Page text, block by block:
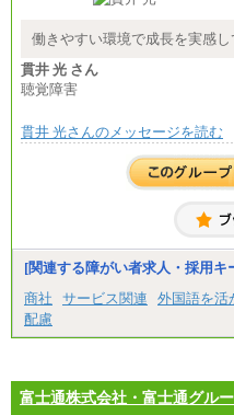
※詳細はJTBキャ
総合職 月給
整給
※詳細はJTBキ
■(株)JTBコミュ
総合職 月給
みなし残業手
残業手当の残業
間に応じて、時
■（株）JTBグロ
働きやすい環境で成長を実感し
貫井 光 さん
聴覚障害
貫井 光さんのメッセージを読む
[関連する障がい者求人・採用キ
商社
サービス関連 外国語を活
配慮
富士通株式会社・富士通グル